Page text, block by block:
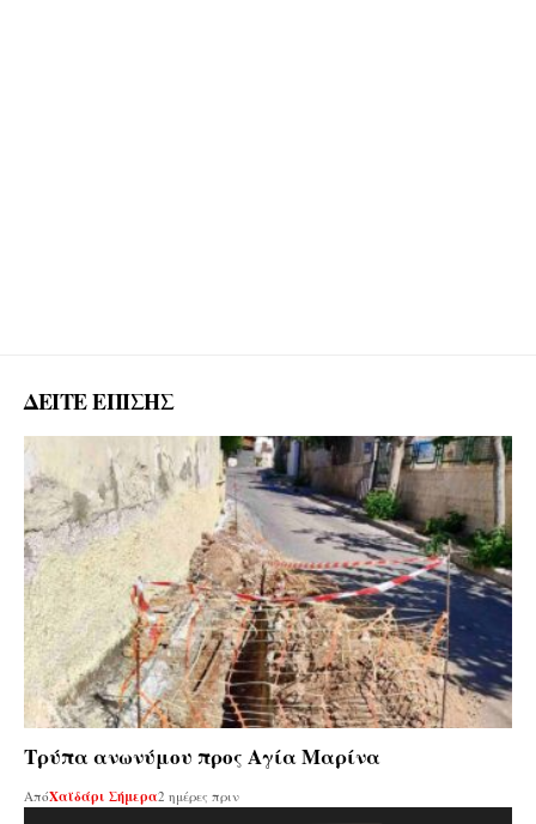
ΔΕΙΤΕ ΕΠΙΣΗΣ
Τρύπα ανωνύμου προς Αγία Μαρίνα
ΑπόΧαϊδάρι Σήμερα2 ημέρες πριν